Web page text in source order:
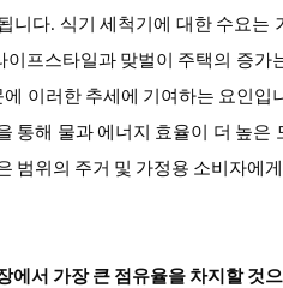
니다. 식기 세척기에 대한 수요는
프스타일과 맞벌이 주택의 증가
이러한 추세에 기여하는 요인입
통해 물과 에너지 효율이 더 높
범위의 주거 및 가정용 소비자에
에서 가장 큰 점유율을 차지할 것